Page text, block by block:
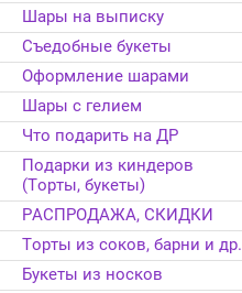
Шары на выписку
Съедобные букеты
Оформление шарами
Шары с гелием
Что подарить на ДР
Подарки из киндеров
(Торты, букеты)
РАСПРОДАЖА, СКИДКИ
Торты из соков, барни и др.
Букеты из носков